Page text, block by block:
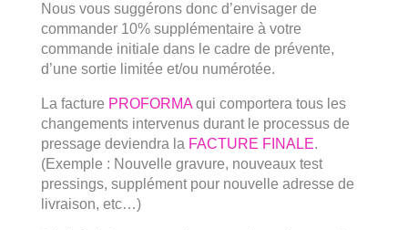
Nous vous suggérons donc d’envisager de
commander 10% supplémentaire à votre
commande initiale dans le cadre de prévente,
d’une sortie limitée et/ou numérotée.
La facture PROFORMA qui comportera tous les
changements intervenus durant le processus de
pressage deviendra la FACTURE FINALE.
(Exemple : Nouvelle gravure, nouveaux test
pressings, supplément pour nouvelle adresse de
livraison, etc…)